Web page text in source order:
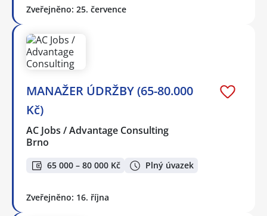
Zveřejněno: 25. července
MANAŽER ÚDRŽBY (65-80.000
Kč)
AC Jobs / Advantage Consulting
Brno
65 000 – 80 000 Kč Plný úvazek
Zveřejněno: 16. října